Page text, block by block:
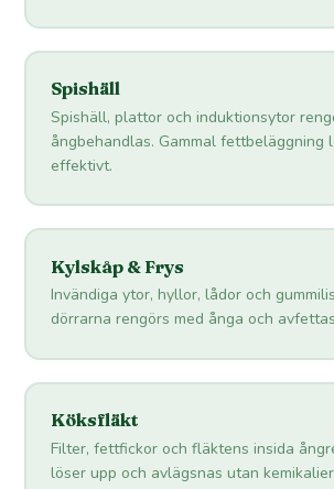
Spishäll
Spishäll, plattor och induktionsytor
ångbehandlas. Gammal fettbeläggning
effektivt.
Kylskåp & Frys
Invändiga ytor, hyllor, lådor och
dörrarna rengörs med ånga och
Köksfläkt
Filter, fettfickor och fläktens insida
löser upp och avlägsnas utan